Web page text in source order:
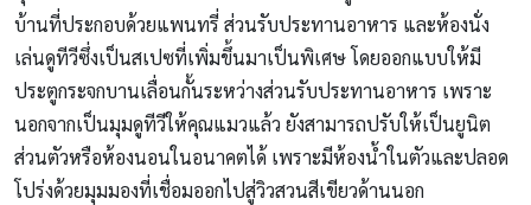
บ้านที่ประกอบด้วยแพนทรี่ ส่วนรับประทานอาหาร และห้องนั่ง
เล่นดูทีวีซึ่งเป็นสเปซที่เพิ่มขึ้นมาเป็นพิเศษ โดยออกแบบให้มี
ประตูกระจกบานเลื่อนกั้นระหว่างส่วนรับประทานอาหาร เพราะ
นอกจากเป็นมุมดูทีวีให้คุณแมวแล้ว ยังสามารถปรับให้เป็นยูนิต
ส่วนตัวหรือห้องนอนในอนาคตได้ เพราะมีห้องน้ำในตัวและปลอด
โปร่งด้วยมุมมองที่เชื่อมออกไปสู่วิวสวนสีเขียวด้านนอก